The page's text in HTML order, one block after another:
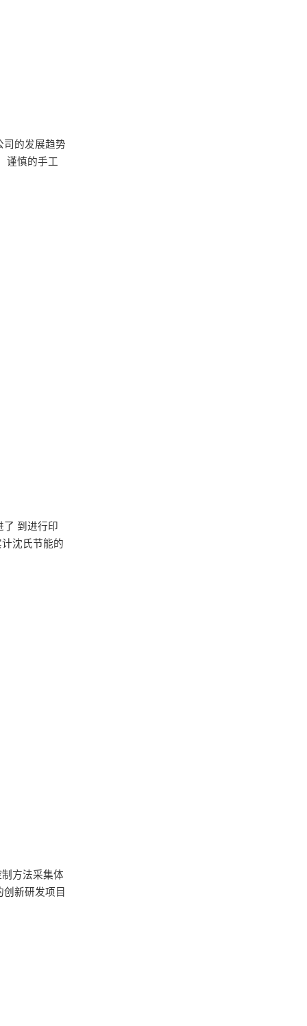
司的发展趋势
谨慎的手工
了 到进行印
沈氏节能的
方法采集体
新研发项目